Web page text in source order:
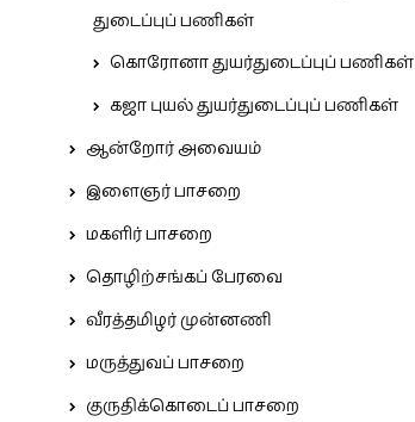
துடைப்புப் பணிகள்
கொரோனா துயர்துடைப்புப் பணிகள்
கஜா புயல் துயர்துடைப்புப் பணிகள்
ஆன்றோர் அவையம்
இளைஞர் பாசறை
மகளிர் பாசறை
தொழிற்சங்கப் பேரவை
வீரத்தமிழர் முன்னணி
மருத்துவப் பாசறை
குருதிக்கொடைப் பாசறை